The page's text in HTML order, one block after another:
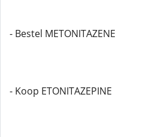
- Bestel METONITAZENE
- Koop ETONITAZEPINE